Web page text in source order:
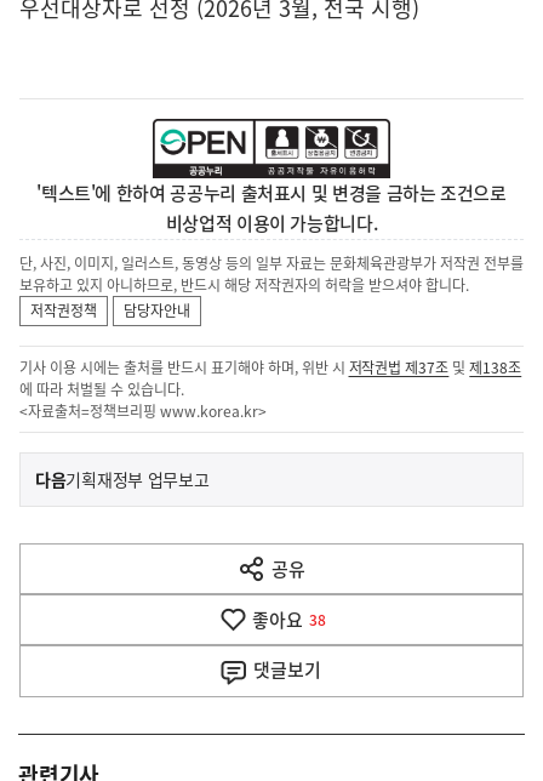
우선대상자로 선정 (2026년 3월, 전국 시행)
'텍스트'에 한하여 공공누리 출처표시 및 변경을 금하는 조건으로
비상업적 이용이 가능합니다.
단, 사진, 이미지, 일러스트, 동영상 등의 일부 자료는 문화체육관광부가 저작권 전부를
보유하고 있지 아니하므로, 반드시 해당 저작권자의 허락을 받으셔야 합니다.
저작권정책
담당자안내
기사 이용 시에는 출처를 반드시 표기해야 하며, 위반 시 저작권법 제37조 및제138조
에 따라 처벌될 수 있습니다.
<자료출처=정책브리핑 www.korea.kr>
이
전
다
음
다음기
사
기획재정부 업무보고
공유
열
기
좋아요 38
댓글보기
관련기사